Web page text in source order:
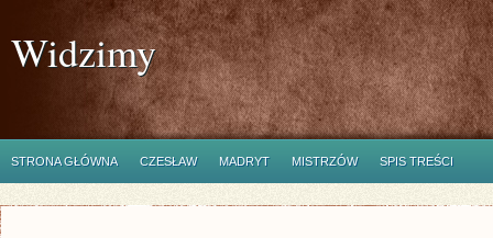
Widzimy
STRONA GŁÓWNA CZESŁAW MADRYT MISTRZÓW SPIS TREŚCI